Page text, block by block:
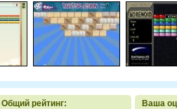
Общий рейтинг: Ваша